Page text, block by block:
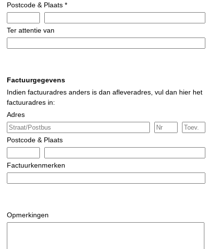
Postcode & Plaats *
Ter attentie van
Factuurgegevens
Indien factuuradres anders is dan afleveradres, vul dan hier het
factuuradres in:
Adres
Postcode & Plaats
Factuurkenmerken
Opmerkingen